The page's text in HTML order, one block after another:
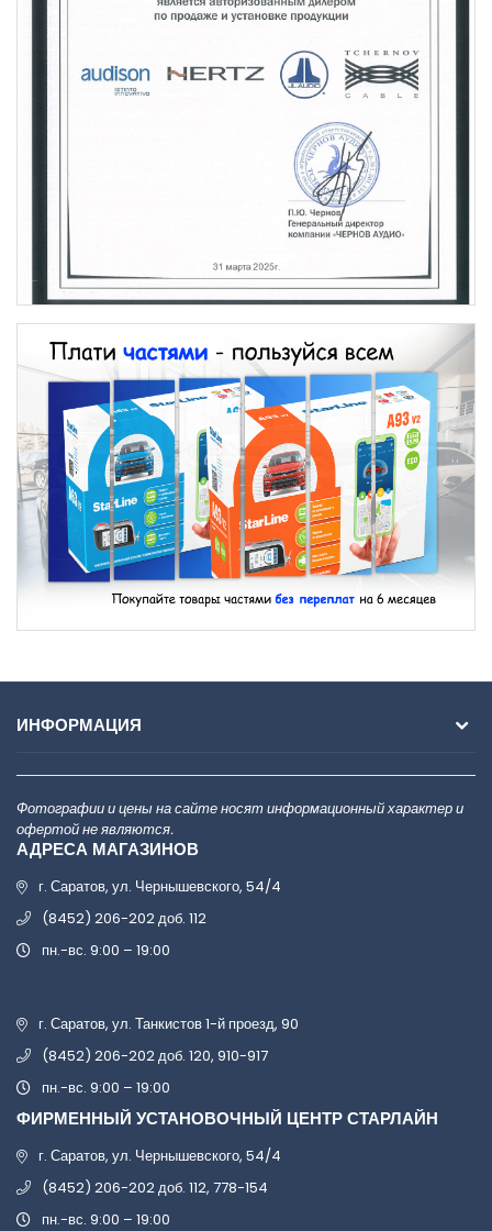
ИНФОРМАЦИЯ
Фотографии и цены на сайте носят информационный характер и
офертой не являются.
АДРЕСА МАГАЗИНОВ
г. Саратов, ул. Чернышевского, 54/4
(8452) 206-202 доб. 112
пн.-вс. 9:00 – 19:00
г. Саратов, ул. Танкистов 1-й проезд, 90
(8452) 206-202 доб. 120, 910-917
пн.-вс. 9:00 – 19:00
ФИРМЕННЫЙ УСТАНОВОЧНЫЙ ЦЕНТР СТАРЛАЙН
г. Саратов, ул. Чернышевского, 54/4
(8452) 206-202 доб. 112, 778-154
пн.-вс. 9:00 – 19:00